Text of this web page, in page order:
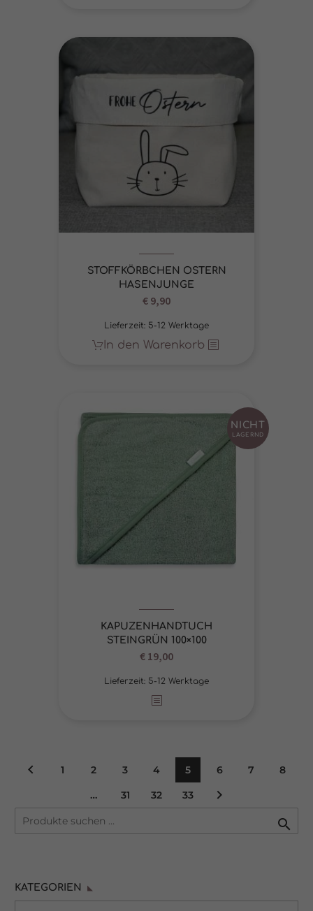
STOFFKÖRBCHEN OSTERN
HASENJUNGE
€ 9,90
Lieferzeit: 5-12 Werktage
In den Warenkorb
NICHT
LAGERND
KAPUZENHANDTUCH
STEINGRÜN 100×100
€ 19,00
Lieferzeit: 5-12 Werktage
1 2 3 4 5 6 7
8
…
31 32 33

KATEGORIEN